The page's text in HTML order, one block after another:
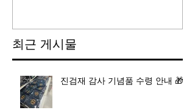
최근 게시물
진검재 감사 기념품 수령 안내 🎁